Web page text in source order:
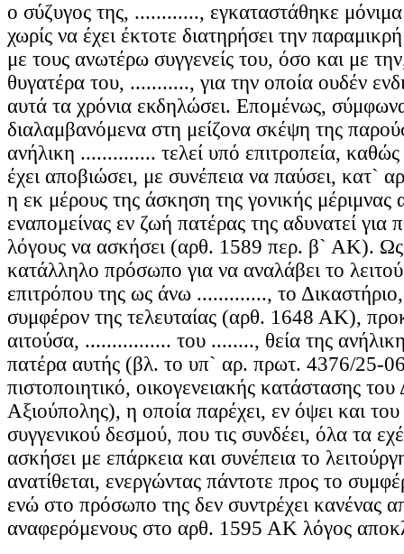
ο σύζυγος της, ............, εγκαταστάθηκε
χωρίς να έχει έκτοτε διατηρήσει την
με τους ανωτέρω συγγενείς του, όσο και με
θυγατέρα του, ..........., για την οποία ουδέν
αυτά τα χρόνια εκδηλώσει. Επομένως,
διαλαμβανόμενα στη μείζονα σκέψη της
ανήλικη .............. τελεί υπό επιτροπεία,
έχει αποβιώσει, με συνέπεια να παύσει,
η εκ μέρους της άσκηση της γονικής μέριμνας
εναπομείνας εν ζωή πατέρας της αδυνατεί για
λόγους να ασκήσει (αρθ. 1589 περ. β` ΑΚ). Ως
κατάλληλο πρόσωπο για να αναλάβει το
επιτρόπου της ως άνω ............., το
συμφέρον της τελευταίας (αρθ. 1648 ΑΚ),
αιτούσα, ................ του ........, θεία της
πατέρα αυτής (βλ. το υπ` αρ. πρωτ. 4376/25-
πιστοποιητικό, οικογενειακής κατάστασης
Αξιούπολης), η οποία παρέχει, εν όψει και
συγγενικού δεσμού, που τις συνδέει, όλα τα
ασκήσει με επάρκεια και συνέπεια το
ανατίθεται, ενεργώντας πάντοτε προς το
ενώ στο πρόσωπο της δεν συντρέχει κανένας
αναφερόμενους στο αρθ. 1595 ΑΚ λόγος